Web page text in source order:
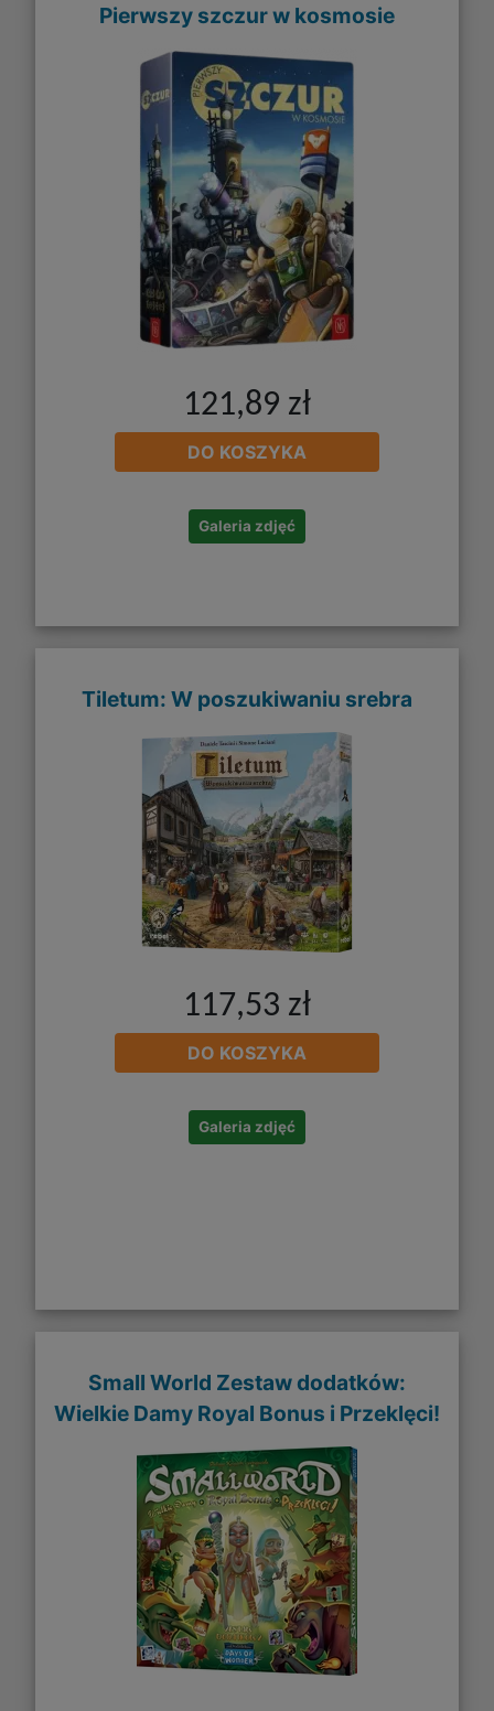
Pierwszy szczur w kosmosie
121,89 zł
DO KOSZYKA
Galeria zdjęć
Tiletum: W poszukiwaniu srebra
117,53 zł
DO KOSZYKA
Galeria zdjęć
Small World Zestaw dodatków:
Wielkie Damy Royal Bonus i Przeklęci!